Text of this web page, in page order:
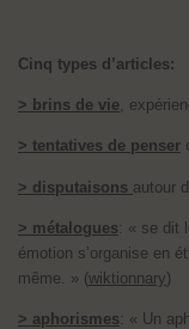
Cinq types d’articles:
> brins de vie,
> tentatives de penser
> disputaisons autour
> métalogues: « se dit
émotion s’organise en
même. » (wiktionnary)
> aphorismes: « Un